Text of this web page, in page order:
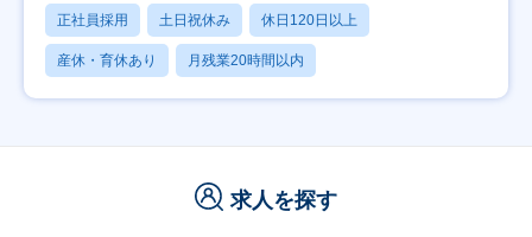
正社員採用 土日祝休み 休日120日以上
産休・育休あり 月残業20時間以内
求人を探す